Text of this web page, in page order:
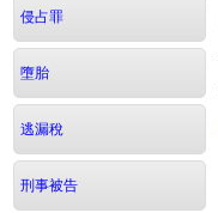
侵占罪
墮胎
逃漏稅
刑事被告